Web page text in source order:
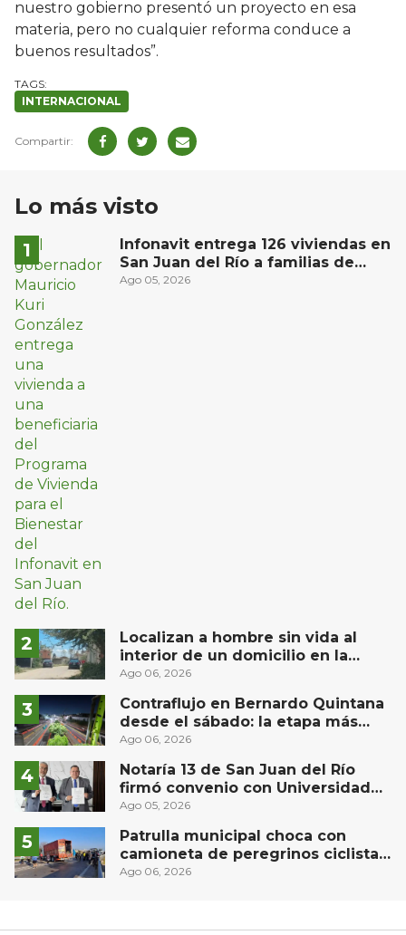
nuestro gobierno presentó un proyecto en esa
materia, pero no cualquier reforma conduce a
buenos resultados”.
INTERNACIONAL
Lo más visto
Infonavit entrega 126 viviendas en
San Juan del Río a familias de
bajos ingresos
Ago 05, 2026
Localizan a hombre sin vida al
interior de un domicilio en la
comunidad El Rodeo, San Juan del
Ago 06, 2026
Contraflujo en Bernardo Quintana
desde el sábado: la etapa más
compleja del operativo vial
Ago 06, 2026
Notaría 13 de San Juan del Río
firmó convenio con Universidad
Privada del Bajío para recibir
Ago 05, 2026
Patrulla municipal choca con
camioneta de peregrinos ciclistas
en la autopista México-Querétaro
Ago 06, 2026